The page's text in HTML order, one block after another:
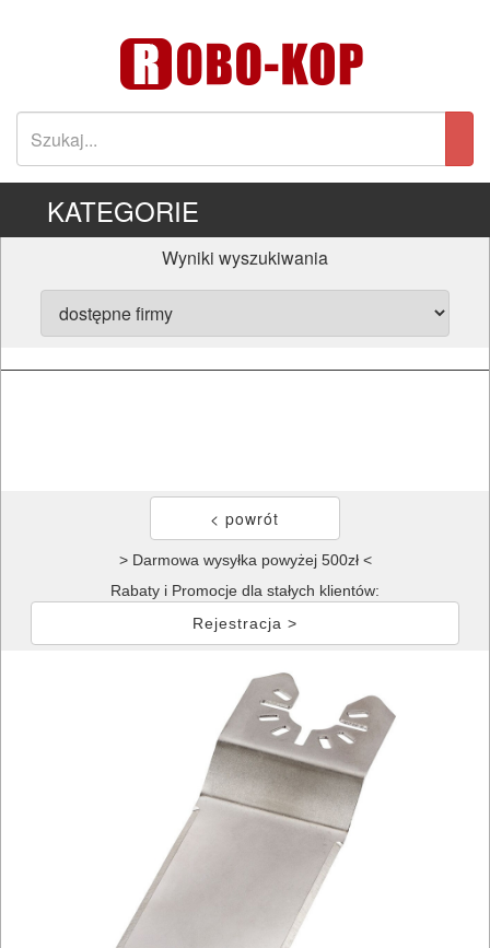
KATEGORIE
Wyniki wyszukiwania
> Darmowa wysyłka powyżej 500zł <
Rabaty i Promocje dla stałych klientów:
Rejestracja >